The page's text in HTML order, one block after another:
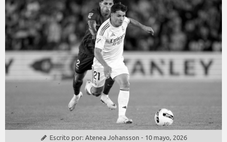
Escrito por: Atenea Johansson - 10 mayo, 2026